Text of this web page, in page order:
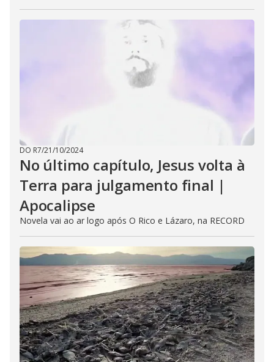
DO R7/21/10/2024
No último capítulo, Jesus volta à
Terra para julgamento final |
Apocalipse
Novela vai ao ar logo após O Rico e Lázaro, na RECORD